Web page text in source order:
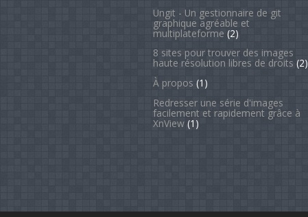
Ungit - Un gestionnaire de git
graphique agréable et
multiplateforme (2)
8 sites pour trouver des images
haute résolution libres de droits (2)
À propos (1)
Redresser une série d'images
facilement et rapidement grâce à
XnView(1)